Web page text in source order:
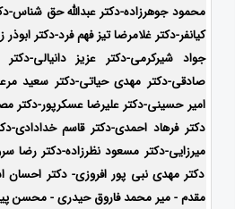
محمود جوهرزاده-دکتر عبدالله حق شناس-
کیانفر-دکتر غلامرضا تیز فهم فرد-دکتر
جواد شیرکرمی-دکتر عزیز دانیالی-
صادقی-دکتر مهدی حیاتی-دکتر سعید
امیر حسینی-دکتر علیرضا عسکرپور-دکتر
دکتر فرهاد احمدی-دکتر قاسم خدادادی-
میرزایی-دکتر مسعود نظرزاده-دکتر رضا
دکتر مهدی نبی پور افروزی- دکتر احسان
مقدم - میر محمد فاروق حیدری - محسن